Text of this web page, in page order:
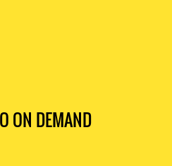
ON DEMAND